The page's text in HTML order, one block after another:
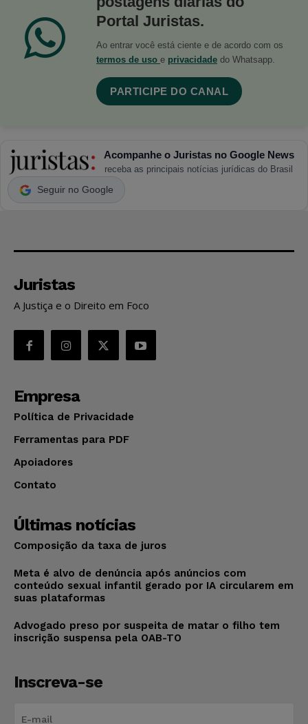
Portal Juristas.
Ao entrar você está ciente e de acordo com os
termos de uso e privacidade do Whatsapp.
PARTICIPE DO CANAL
Acompanhe o Juristas no Google News
receba as principais notícias jurídicas do Brasil
Seguir no Google
Juristas
A Justiça e o Direito em Foco
Empresa
Política de Privacidade
Ferramentas para PDF
Apoiadores
Contato
Últimas notícias
Composição da taxa de juros
Meta é alvo de denúncia após anúncios com
conteúdo sexual infantil gerado por IA circularem em
suas plataformas
Advogado preso por suspeita de matar o filho tem
inscrição suspensa pela OAB-TO
Inscreva-se